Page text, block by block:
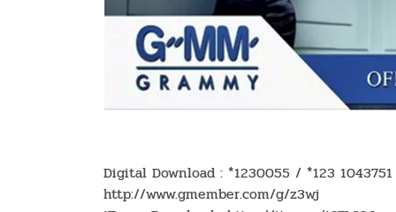
Digital Download : *1230055 / *123
http://www.gmember.com/g/z3wj